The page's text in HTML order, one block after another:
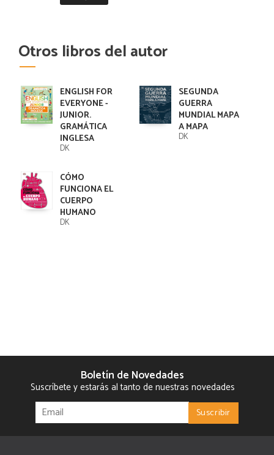
Otros libros del autor
ENGLISH FOR
EVERYONE -
JUNIOR.
GRAMÁTICA
INGLESA
DK
SEGUNDA
GUERRA
MUNDIAL MAPA
A MAPA
DK
CÓMO
FUNCIONA EL
CUERPO
HUMANO
DK
Boletín de Novedades
Suscríbete y estarás al tanto de nuestras novedades